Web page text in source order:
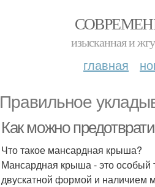
изысканная и
главная
Правильное
Как можно
Что такое мансардная крыша?
Мансардная крыша - это особый
двускатной формой и наличием